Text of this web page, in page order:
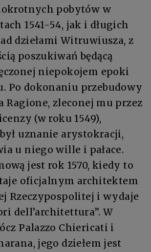
pobytów w
1541-54, jak i długich
dziełami Witruwiusza, z
poszukiwań będącą
niepokojem epoki
Po dokonaniu przebudowy
Ragione, zleconej mu przez
(w roku 1549),
uznanie arystokracji,
u niego wille i pałace.
jest rok 1570, kiedy to
oficjalnym architektem
Rzeczypospolitej i wydaje
dell’architettura”. W
Palazzo Chiericati i
jego dziełem jest